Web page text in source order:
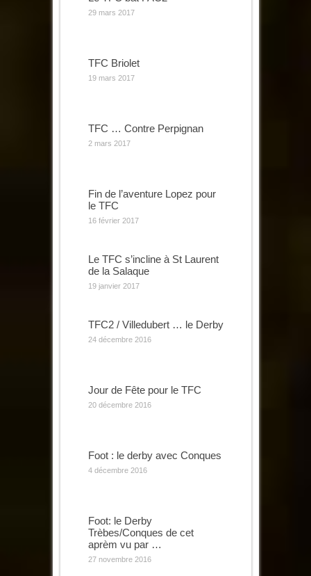
29 mars 2017
TFC Briolet
19 mars 2017
TFC … Contre Perpignan
2 mars 2017
Fin de l’aventure Lopez pour
le TFC
16 février 2017
Le TFC s’incline à St Laurent
de la Salaque
19 janvier 2017
TFC2 / Villedubert … le Derby
24 décembre 2016
Jour de Fête pour le TFC
20 décembre 2016
Foot : le derby avec Conques
4 décembre 2016
Foot: le Derby
Trèbes/Conques de cet
aprèm vu par …
27 novembre 2016